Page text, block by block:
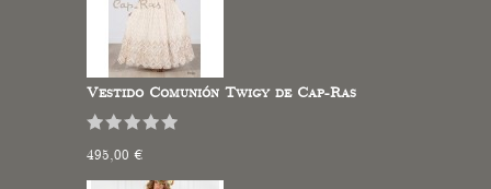
Vestido Comunión Twigy de Cap-Ras
495,00 €